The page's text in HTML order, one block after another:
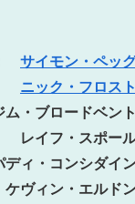
サイモン・ペッ
ニック・フロスト
・ブロードベント
　レイフ・スポー
ディ・コンシダイ
ケヴィン・エルド